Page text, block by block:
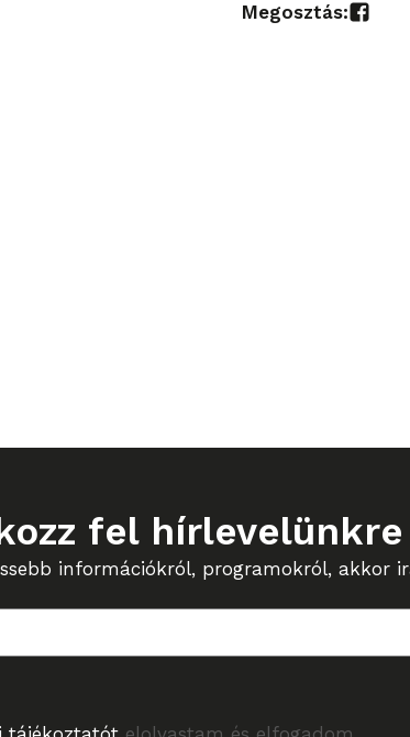
Megosztás:
fel hírlevelünkre
információkról, programokról, akkor